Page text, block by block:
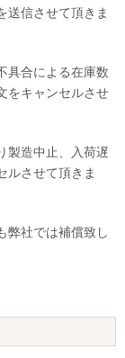
送信させて頂きま
具合による在庫数
をキャンセルさせ
製造中止、入荷遅
ルさせて頂きま
弊社では補償致し